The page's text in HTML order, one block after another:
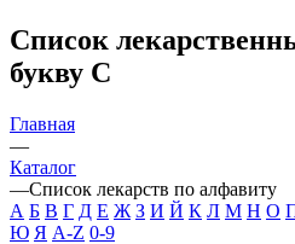
Список
букву С
Главная
—
Каталог
—Список лекарств по алфавиту
А Б В Г Д Е Ж З И Й К Л М Н О
Ю Я A-Z 0-9